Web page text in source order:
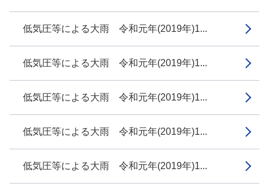
低気圧等による大雨 令和元年(2019年)1...
低気圧等による大雨 令和元年(2019年)1...
低気圧等による大雨 令和元年(2019年)1...
低気圧等による大雨 令和元年(2019年)1...
低気圧等による大雨 令和元年(2019年)1...